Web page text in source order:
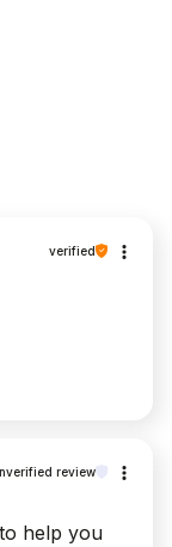
verified
review
help you